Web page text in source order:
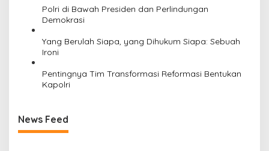
Polri di Bawah Presiden dan Perlindungan
Demokrasi
Yang Berulah Siapa, yang Dihukum Siapa: Sebuah
Ironi
Pentingnya Tim Transformasi Reformasi Bentukan
Kapolri
News Feed